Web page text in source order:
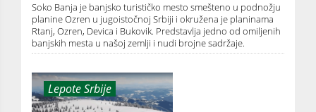
Soko Banja je banjsko turističko mesto smešteno u podnožju
planine Ozren u jugoistočnoj Srbiji i okružena je planinama
Rtanj, Ozren, Devica i Bukovik. Predstavlja jedno od omiljenih
banjskih mesta u našoj zemlji i nudi brojne sadržaje.
Lepote Srbije